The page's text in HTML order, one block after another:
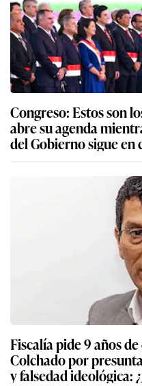
Congreso: Estos son
abre su agenda
del Gobierno sigue en
Fiscalía pide 9 años
Colchado por
y falsedad ideológica: